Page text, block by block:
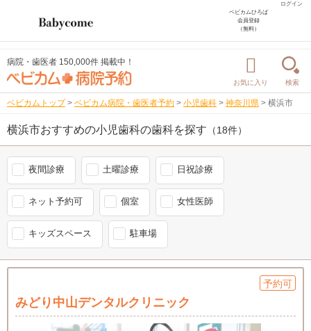
ログイン
ベビカムひろば
会員登録
（無料）
病院・歯医者 150,000件 掲載中！
お気に入り 検索
ベビカムトップ > ベビカム病院・歯医者予約 > 小児歯科 > 神奈川県 > 横浜市
横浜市おすすめの小児歯科の歯科を探す （18件）
夜間診療 土曜診療 日祝診療
ネット予約可 個室 女性医師
キッズスペース 駐車場
予約可
みどり中山デンタルクリニック